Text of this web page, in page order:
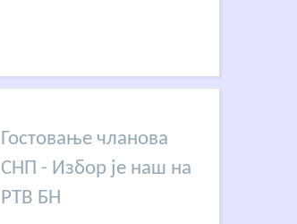
Гостовање чланова
СНП - Избор је наш на
РТВ БН